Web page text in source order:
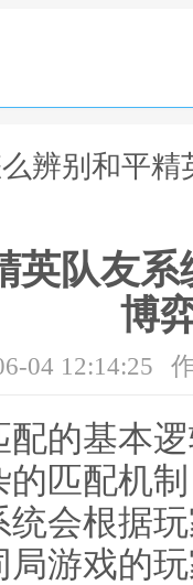
辨别和平
英队友
博
04 12:14:25
的基本
匹配机
会根据
游戏的